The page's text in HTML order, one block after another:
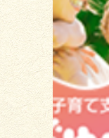
目
の
ス
ラ